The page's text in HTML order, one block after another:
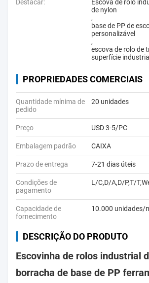
Destacar:
Escova de rolo
de nylon
,
base de PP de
personalizável
,
escova de rolo de
superfície industrial
PROPRIEDADES COMERCIAIS
Quantidade mínima de
pedido
20 unidades
Preço USD 3-5/PC
Embalagem padrão CAIXA
Prazo de entrega 7-21 dias úteis
Condições de
pagamento
L/C,D/A,D/P,T/
Capacidade de
fornecimento
10.000 unidades/
DESCRIÇÃO DO PRODUTO
Escovinha de rolos industrial
borracha de base de PP